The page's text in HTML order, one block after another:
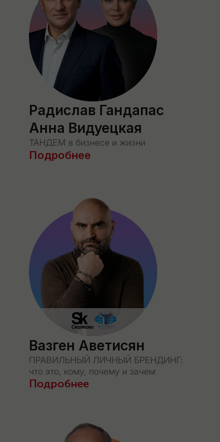
Радислав Гандапас
Анна Видуецкая
ТАНДЕМ в бизнесе и жизни
Подробнее
Вазген Аветисян
ПРАВИЛЬНЫЙ ЛИЧНЫЙ БРЕНДИНГ:
что это, кому, почему и зачем
Подробнее